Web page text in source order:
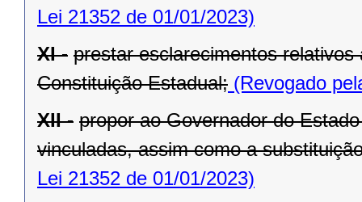
Lei 21352 de 01/01/2023)
XI - prestar esclarecimentos
Constituição Estadual; (Revogado
XII - propor ao Governador do
vinculadas, assim como a
Lei 21352 de 01/01/2023)